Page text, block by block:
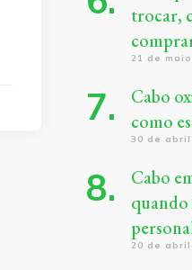
trocar,
21 de
Cabo
como
30 de abril
Cabo
quando
20 de abril